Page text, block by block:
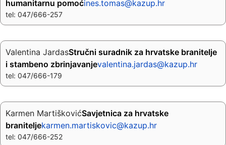
humanitarnu pomoćines.tomas@kazup.hr
tel: 047/666-257
Valentina JardasStručni suradnik za hrvatske branitelje
i stambeno zbrinjavanjevalentina.jardas@kazup.hr
tel: 047/666-179
Karmen MartiškovićSavjetnica za hrvatske
braniteljekarmen.martiskovic@kazup.hr
tel: 047/666-252